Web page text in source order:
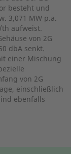
besteht und
3,071 MW p.a.
aufweist.
von 2G
dbA senkt.
einer Mischung
von 2G
einschließlich
ebenfalls